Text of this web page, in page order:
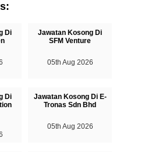
Di
Jawatan Kosong Di
SFM Venture
05th Aug 2026
Di
Jawatan Kosong Di E-
Tronas Sdn Bhd
05th Aug 2026